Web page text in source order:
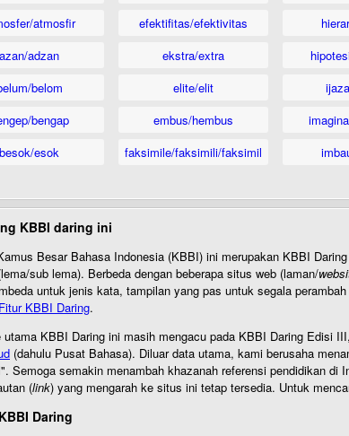
atmosfir
azan/adzan
belom
bengap
besok/esok
efektifitas/efektivitas
ekstra/extra
elite/elit
embus/hembus
faksimile/faksimili/faksimil
KBBI daring ini
Besar Bahasa Indonesia (KBBI) ini merupakan KBBI
sub lema). Berbeda dengan beberapa situs web (laman/
untuk jenis kata, tampilan yang pas untuk segala
Fitur KBBI Daring.
utama KBBI Daring ini masih mengacu pada KBBI Daring Edisi
(dahulu Pusat Bahasa). Diluar data utama, kami berusaha
Semoga semakin menambah khazanah referensi pendidikan
(link) yang mengarah ke situs ini tetap tersedia. Untuk
Daring